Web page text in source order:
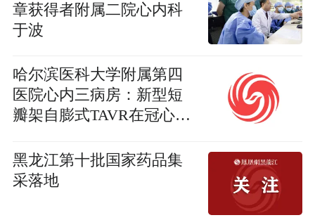
章获得者附属二院心内科
于波
哈尔滨医科大学附属第四
医院心内三病房：新型短
瓣架自膨式TAVR在冠心病
的创新应用——黑龙江省
首例临床实践
黑龙江第十批国家药品集
采落地